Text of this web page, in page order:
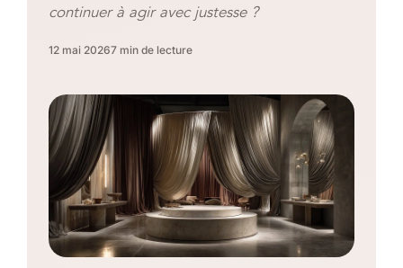
continuer à agir avec justesse ?
12 mai 20267 min de lecture